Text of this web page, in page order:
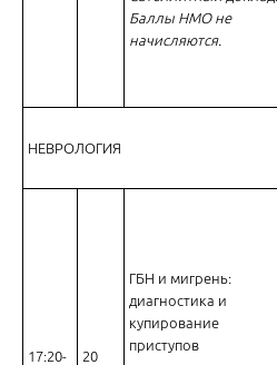
Баллы НМО не
начисляются.
НЕВРОЛОГИЯ
17:20-
20
ГБН и мигрень:
диагностика и
купирование
приступов